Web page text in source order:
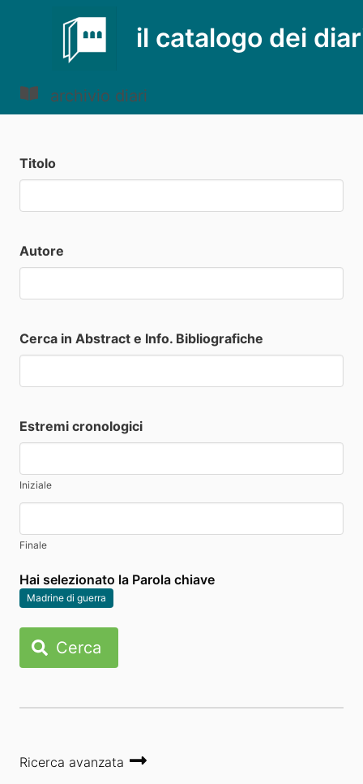
il catalogo dei
archivio diari
Titolo
Autore
Cerca in Abstract e Info. Bibliografiche
Estremi cronologici
Iniziale
Finale
Hai selezionato la Parola chiave
Madrine di guerra
Cerca
Ricerca avanzata